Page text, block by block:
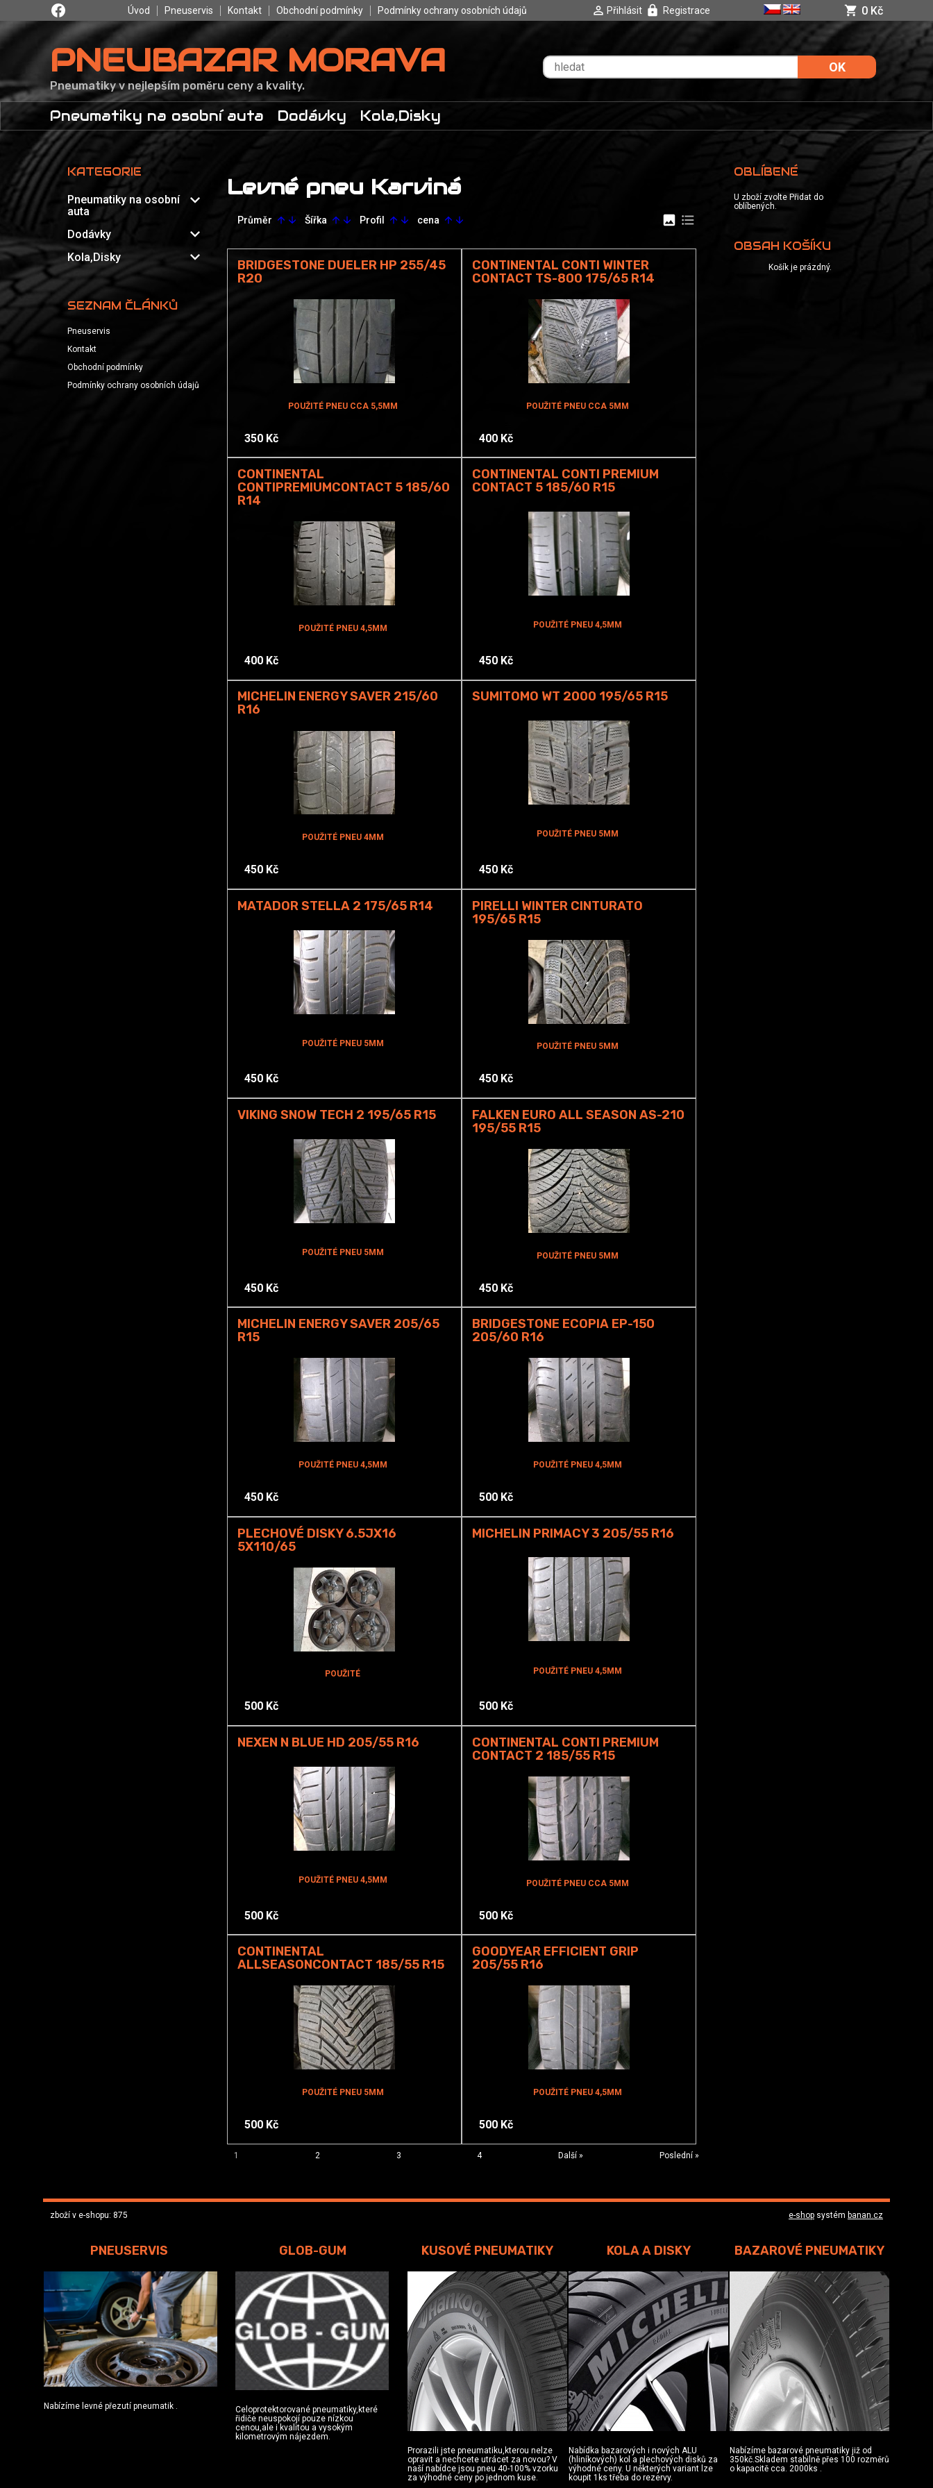
Úvod Pneuservis Kontakt Obchodní podmínky Podmínky ochrany osobních údajů Přihlásit Registrace 0 Kč
PNEUBAZAR MORAVA
Pneumatiky v nejlepším poměru ceny a kvality.
Pneumatiky na osobní auta Dodávky Kola,Disky
KATEGORIE
Pneumatiky na osobní
auta
expand_more
Dodávky expand_more
Kola,Disky expand_more
SEZNAM ČLÁNKŮ
Pneuservis
Kontakt
Obchodní podmínky
Podmínky ochrany osobních údajů
Levné pneu Karviná
Průměr arrow_upward arrow_downward Šířka arrow_upward arrow_downward Profil arrow_upward arrow_downward cena arrow_upward arrow_downward image format_list_bulleted
BRIDGESTONE DUELER HP 255/45
R20
POUŽITÉ PNEU CCA 5,5MM
350 Kč
CONTINENTAL CONTI WINTER
CONTACT TS-800 175/65 R14
POUŽITÉ PNEU CCA 5MM
400 Kč
CONTINENTAL
CONTIPREMIUMCONTACT 5 185/60
R14
POUŽITÉ PNEU 4,5MM
400 Kč
CONTINENTAL CONTI PREMIUM
CONTACT 5 185/60 R15
POUŽITÉ PNEU 4,5MM
450 Kč
MICHELIN ENERGY SAVER 215/60
R16
POUŽITÉ PNEU 4MM
450 Kč
SUMITOMO WT 2000 195/65 R15
POUŽITÉ PNEU 5MM
450 Kč
MATADOR STELLA 2 175/65 R14
POUŽITÉ PNEU 5MM
450 Kč
PIRELLI WINTER CINTURATO
195/65 R15
POUŽITÉ PNEU 5MM
450 Kč
VIKING SNOW TECH 2 195/65 R15
POUŽITÉ PNEU 5MM
450 Kč
FALKEN EURO ALL SEASON AS-210
195/55 R15
POUŽITÉ PNEU 5MM
450 Kč
MICHELIN ENERGY SAVER 205/65
R15
POUŽITÉ PNEU 4,5MM
450 Kč
BRIDGESTONE ECOPIA EP-150
205/60 R16
POUŽITÉ PNEU 4,5MM
500 Kč
PLECHOVÉ DISKY 6.5JX16
5X110/65
POUŽITÉ
500 Kč
MICHELIN PRIMACY 3 205/55 R16
POUŽITÉ PNEU 4,5MM
500 Kč
NEXEN N BLUE HD 205/55 R16
POUŽITÉ PNEU 4,5MM
500 Kč
CONTINENTAL CONTI PREMIUM
CONTACT 2 185/55 R15
POUŽITÉ PNEU CCA 5MM
500 Kč
CONTINENTAL
ALLSEASONCONTACT 185/55 R15
POUŽITÉ PNEU 5MM
500 Kč
GOODYEAR EFFICIENT GRIP
205/55 R16
POUŽITÉ PNEU 4,5MM
500 Kč
1 2 3 4 Další » Poslední »
OBLÍBENÉ
U zboží zvolte Přidat do
oblíbených.
OBSAH KOŠÍKU
Košík je prázdný.
zboží v e-shopu: 875 e-shop systém banan.cz
PNEUSERVIS
Nabízíme levné přezutí pneumatik .
GLOB-GUM
Celoprotektorované pneumatiky,které
řidiče neuspokojí pouze nízkou
cenou,ale i kvalitou a vysokým
kilometrovým nájezdem.
KUSOVÉ PNEUMATIKY
Prorazili jste pneumatiku,kterou nelze
opravit a nechcete utrácet za novou? V
naší nabídce jsou pneu 40-100% vzorku
za výhodné ceny po jednom kuse.
KOLA A DISKY
Nabídka bazarových i nových ALU
(hliníkových) kol a plechových disků za
výhodné ceny. U některých variant lze
koupit 1ks třeba do rezervy.
BAZAROVÉ PNEUMATIKY
Nabízíme bazarové pneumatiky již od
350kč.Skladem stabilně přes 100 rozměrů
o kapacitě cca. 2000ks .